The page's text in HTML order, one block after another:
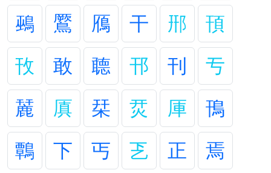
鵐
鷢 鴈 干 郉
頇
攼
敢 聼 邗 刊
亐
麉
厧 栞 烎 厙
鳱
鷣
下 丐 乤 正
焉